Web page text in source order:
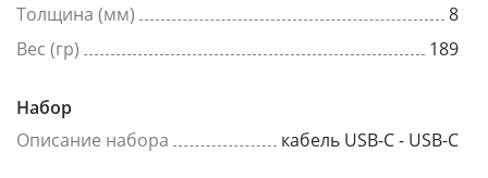
Толщина (мм)
8
Вес (гр)
189
Набор
Описание набора
кабель USB-C - USB-C